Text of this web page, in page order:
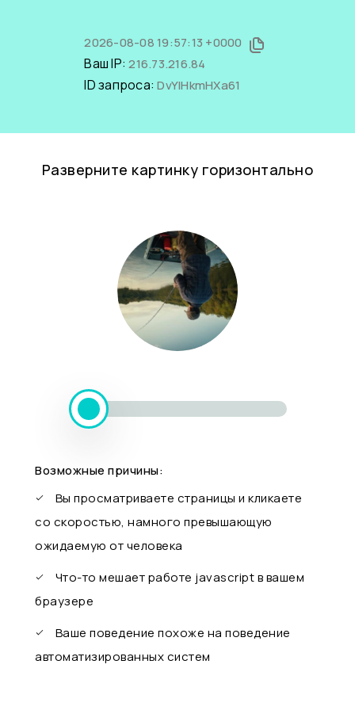
2026-08-08 19:57:13 +0000
Ваш IP:216.73.216.84
ID запроса:DvYIHkmHXa61
Разверните картинку горизонтально
Возможные причины:
Вы просматриваете страницы и кликаете
со скоростью, намного превышающую
ожидаемую от человека
Что-то мешает работе javascript в вашем
браузере
Ваше поведение похоже на поведение
автоматизированных систем